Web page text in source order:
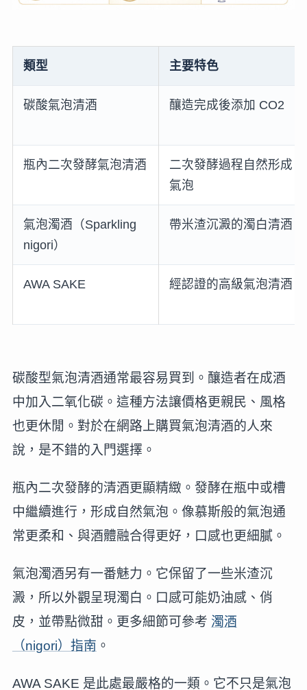
類型 主要特色
碳酸氣泡清酒 釀造完成後添加 CO2
瓶內二次發酵氣泡清酒
二次發酵過程自然形成
氣泡
氣泡濁酒（Sparkling
nigori）
帶米渣沉澱的濁白清酒
AWA SAKE 經認證的高級氣泡清酒
碳酸型氣泡清酒通常最容易買到。釀造者在成酒
中加入二氧化碳。這種方法讓價格更親民、風格
也更休閒。對於在網路上購買氣泡清酒的人來
說，是不錯的入門選擇。
瓶內二次發酵的清酒更顯精緻。發酵在瓶中或槽
中繼續進行，形成自然氣泡。像慕斯般的氣泡通
常更柔和、與酒體融合得更好，口感也更細膩。
氣泡濁酒另有一番魅力。它保留了一些米渣沉
澱，所以外觀呈現濁白。口感可能奶油感、俏
皮，並帶點微甜。更多細節可參考 濁酒
（nigori）指南 。
AWA SAKE 是此處最嚴格的一類。它不只是氣泡